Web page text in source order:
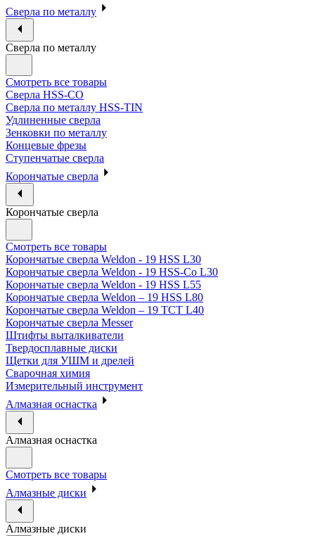
Сверла по металлу
Сверла по металлу
Смотреть все товары
Сверла HSS-CO
Сверла по металлу HSS-TIN
Удлиненные сверла
Зенковки по металлу
Концевые фрезы
Ступенчатые сверла
Корончатые сверла
Корончатые сверла
Смотреть все товары
Корончатые сверла Weldon - 19 HSS L30
Корончатые сверла Weldon - 19 HSS-Co L30
Корончатые сверла Weldon - 19 HSS L55
Корончатые сверла Weldon – 19 HSS L80
Корончатые сверла Weldon – 19 TCT L40
Корончатые сверла Messer
Штифты выталкиватели
Твердосплавные диски
Щетки для УШМ и дрелей
Сварочная химия
Измерительный инструмент
Алмазная оснастка
Алмазная оснастка
Смотреть все товары
Алмазные диски
Алмазные диски